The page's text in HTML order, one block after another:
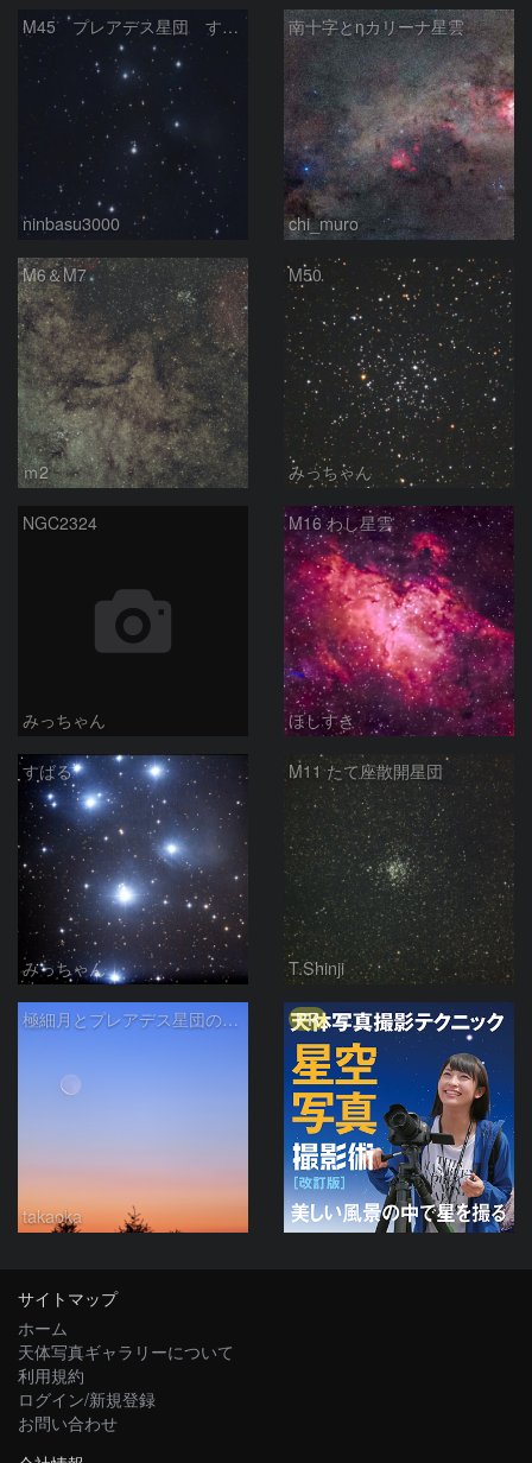
M45 プレアデス星団 すばる
ninbasu3000
南十字とηカリーナ星雲
chi_muro
M6＆M7
ｍ2
M50
みっちゃん
NGC2324
みっちゃん
M16 わし星雲
ほしすき
すばる
みっちゃん
M11 たて座散開星団
T.Shinji
極細月とプレアデス星団の接近
takaoka
PR
サイトマップ
ホーム
天体写真ギャラリーについて
利用規約
ログイン/新規登録
お問い合わせ